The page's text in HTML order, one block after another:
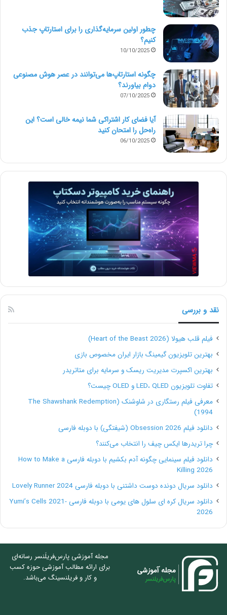
چطور اولین سرمایه‌گذاری را برای استارتاپ جذب
کنیم؟
10/10/2025
چگونه استارتاپ‌ها می‌توانند در عصر هوش مصنوعی
دوام بیاورند؟
07/10/2025
آیا فضای کار اشتراکی شما نیمه‌ خالی است؟ این
راه‌حل را امتحان کنید
06/10/2025
نقد و بررسی
فیلم قلب هیولا (Heart of the Beast 2026)
بهترین تلویزیون گیمینگ بازار ایران مخصوص بازی
بهترین اکسپرت مدیریت ریسک و سرمایه برای متاتریدر
تفاوت تلویزیون LED، QLED و OLED چیست؟
معرفی فیلم رستگاری در شاوشنک (The Shawshank Redemption
1994)
دانلود فیلم Obsession 2026 (شیفتگی) با دوبله فارسی
چرا تریدرها ایکس چیف را انتخاب می‌کنند؟
دانلود فیلم سینمایی چگونه آدم بکشیم با دوبله فارسی How to Make a
Killing 2026
دانلود سریال دونده دوست داشتنی با دوبله فارسی Lovely Runner 2024
دانلود سریال کره ای سلول های یومی با دوبله فارسی Yumi’s Cells 2021-
2026
مجله آموزشی پارس‌فریلَنسر رسانه‌ای
برای ارائه مطالب آموزشی حوزه کسب
و کار و فریلنسینگ می‌باشد.